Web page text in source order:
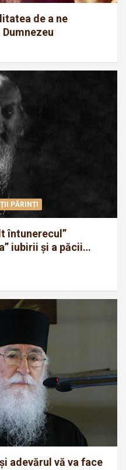
de a ne
PĂRINȚI
întunerecul”
iubirii şi a păcii…
adevărul vă va face